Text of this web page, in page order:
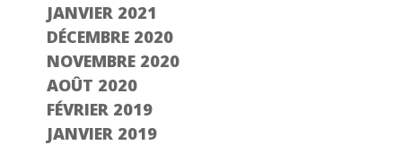
JANVIER 2021
DÉCEMBRE 2020
NOVEMBRE 2020
AOÛT 2020
FÉVRIER 2019
JANVIER 2019